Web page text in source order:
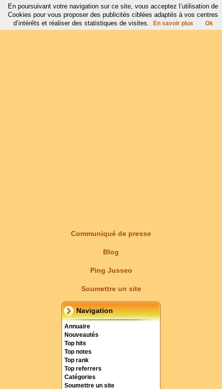
Communiqué de presse
Blog
Ping Jusseo
Soumettre un site
Navigation
Annuaire
Nouveautés
Top hits
Top notes
Top rank
Top referrers
Catégories
Soumettre un site
En poursuivant votre navigation sur ce site, vous acceptez l’utilisation de
Cookies pour vous proposer des publicités ciblées adaptés à vos centres
d’intérêts et réaliser des statistiques de visites.
En savoir plus Ok